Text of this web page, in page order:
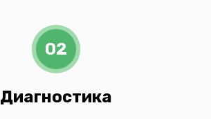
02
Диагностика